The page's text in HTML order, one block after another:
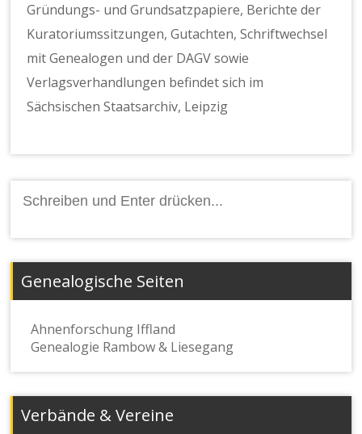
Gründungs- und Grundsatzpapiere, Berichte der
Kuratoriumssitzungen, Gutachten, Schriftwechsel
mit Genealogen und der DAGV sowie
Verlagsverhandlungen befindet sich im
Sächsischen Staatsarchiv, Leipzig
nach:
Genealogische Seiten
Ahnenforschung Iffland
Genealogie Rambow & Liesegang
Verbände & Vereine